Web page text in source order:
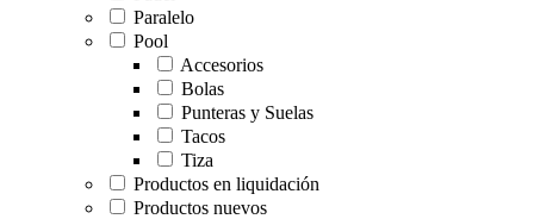
Paralelo
Pool
Accesorios
Bolas
Punteras y Suelas
Tacos
Tiza
Productos en liquidación
Productos nuevos